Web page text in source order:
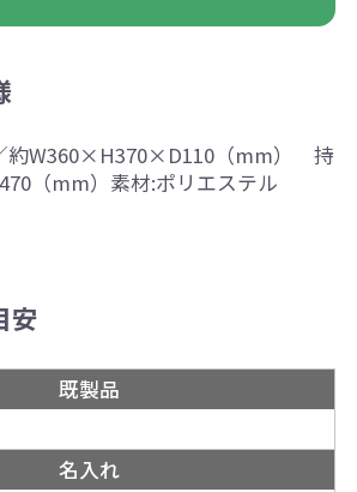
約W360×H370×D110（mm） 持
（mm）素材:ポリエステル
安
既製品
名入れ